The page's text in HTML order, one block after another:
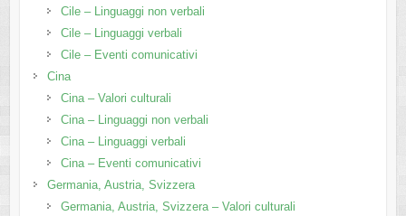
Cile – Linguaggi non verbali
Cile – Linguaggi verbali
Cile – Eventi comunicativi
Cina
Cina – Valori culturali
Cina – Linguaggi non verbali
Cina – Linguaggi verbali
Cina – Eventi comunicativi
Germania, Austria, Svizzera
Germania, Austria, Svizzera – Valori culturali